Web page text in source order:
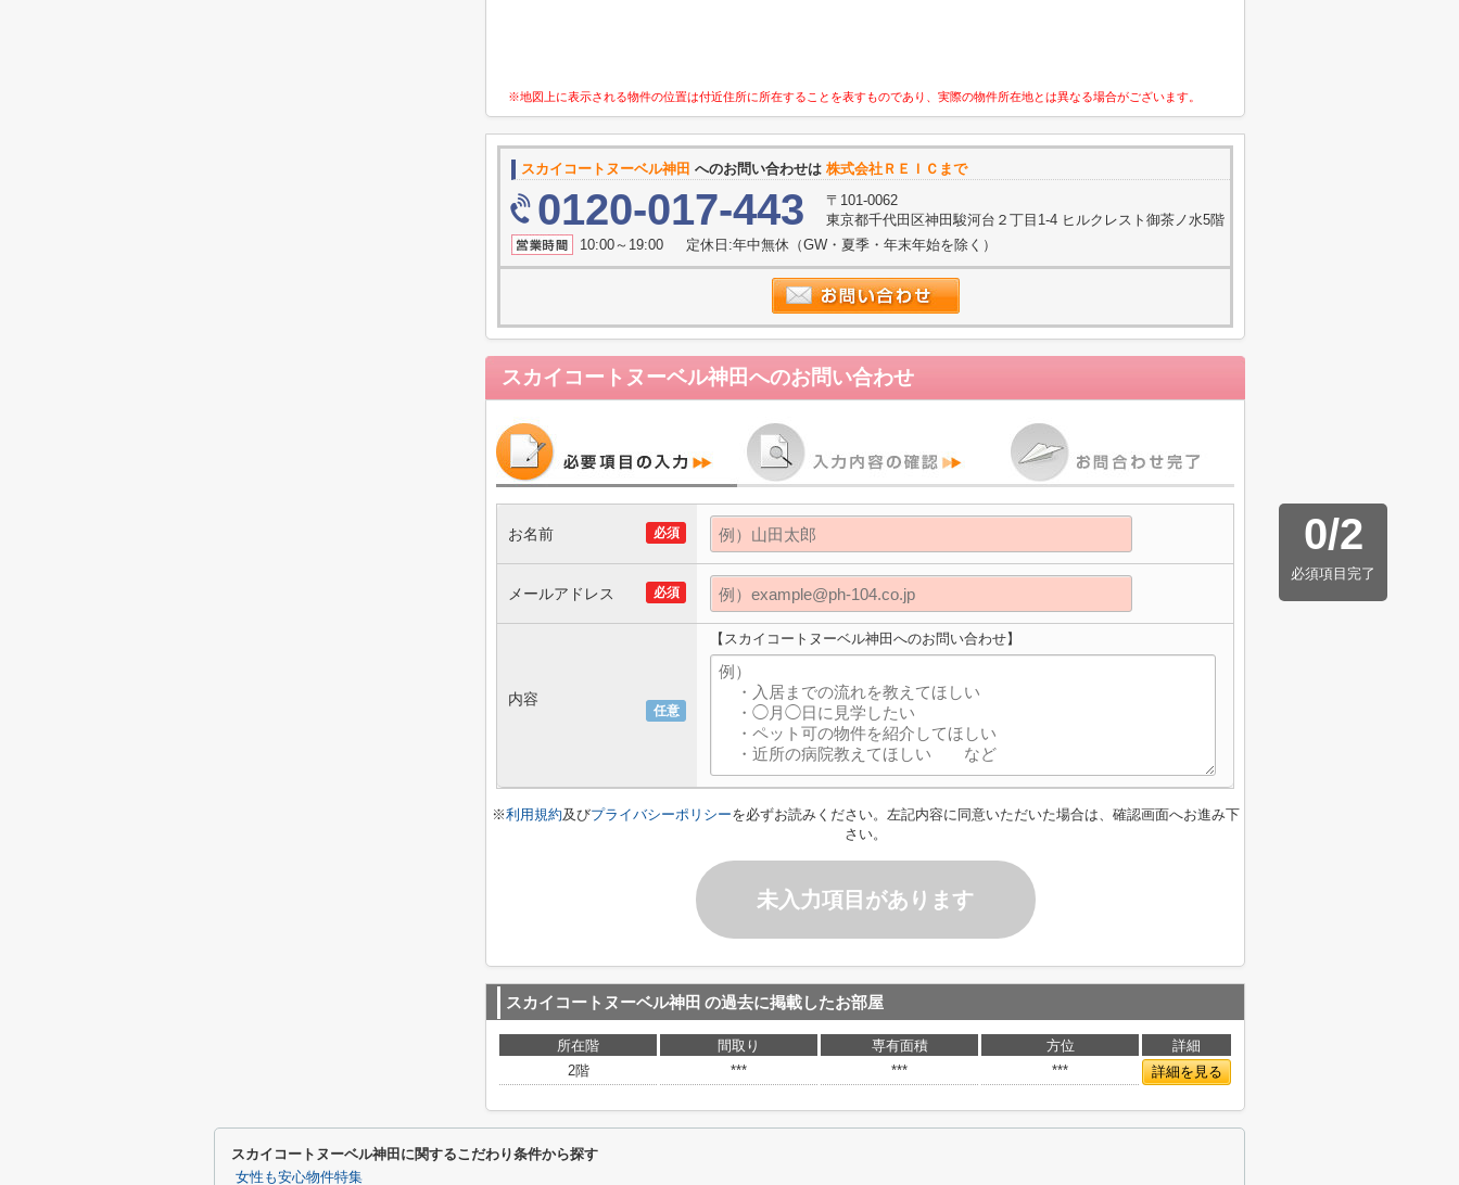
※地図上に表示される物件の位置は付近住所に所在することを表すものであり、実際の物件所在地とは異なる場合がございます。
スカイコートヌーベル神田 へのお問い合わせは 株式会社ＲＥＩＣまで
0120-017-443
〒101-0062
東京都千代田区神田駿河台２丁目1-4 ヒルクレスト御茶ノ水5階
10:00～19:00 定休日:年中無休（GW・夏季・年末年始を除く）
スカイコートヌーベル神田へのお問い合わせ
0/2
必須項目完了
必須
お名前
必須
メールアドレス
任意
内容
【スカイコートヌーベル神田へのお問い合わせ】
※利用規約及びプライバシーポリシーを必ずお読みください。左記内容に同意いただいた場合は、確認画面へお進み下
さい。
未入力項目があります
スカイコートヌーベル神田 の過去に掲載したお部屋
所在階 間取り 専有面積 方位
詳細
2階
*** *** *** 詳細を見る
スカイコートヌーベル神田に関するこだわり条件から探す
女性も安心物件特集